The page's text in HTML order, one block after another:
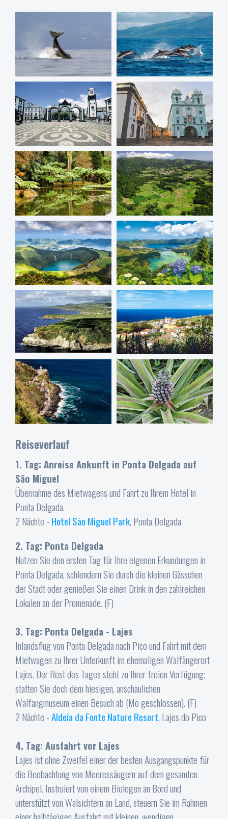
Reiseverlauf
1. Tag: Anreise Ankunft in Ponta Delgada auf
São Miguel
Übernahme des Mietwagens und Fahrt zu Ihrem Hotel in
Ponta Delgada.
2 Nächte - Hotel São Miguel Park, Ponta Delgada
2. Tag: Ponta Delgada
Nutzen Sie den ersten Tag für Ihre eigenen Erkundungen in
Ponta Delgada, schlendern Sie durch die kleinen Gässchen
der Stadt oder genießen Sie einen Drink in den zahlreichen
Lokalen an der Promenade. (F)
3. Tag: Ponta Delgada - Lajes
Inlandsflug von Ponta Delgada nach Pico und Fahrt mit dem
Mietwagen zu Ihrer Unterkunft im ehemaligen Walfängerort
Lajes. Der Rest des Tages steht zu Ihrer freien Verfügung;
statten Sie doch dem hiesigen, anschaulichen
Walfangmuseum einen Besuch ab (Mo geschlossen). (F)
2 Nächte -Aldeia da Fonte Nature Resort, Lajes do Pico
4. Tag: Ausfahrt vor Lajes
Lajes ist ohne Zweifel einer der besten Ausgangspunkte für
die Beobachtung von Meeressäugern auf dem gesamten
Archipel. Instruiert von einem Biologen an Bord und
unterstützt von Walsichtern an Land, steuern Sie im Rahmen